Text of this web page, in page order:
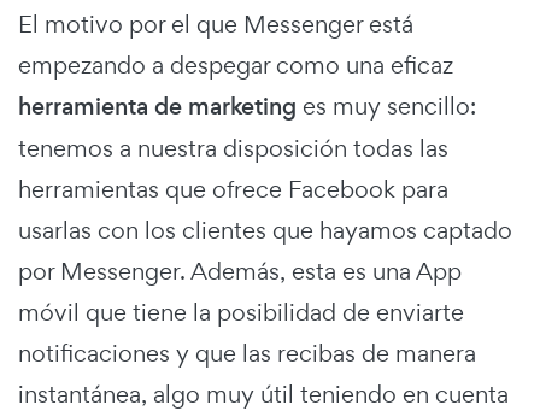
El motivo por el que Messenger está
empezando a despegar como una eficaz
herramienta de marketing es muy sencillo:
tenemos a nuestra disposición todas las
herramientas que ofrece Facebook para
usarlas con los clientes que hayamos captado
por Messenger. Además, esta es una App
móvil que tiene la posibilidad de enviarte
notificaciones y que las recibas de manera
instantánea, algo muy útil teniendo en cuenta